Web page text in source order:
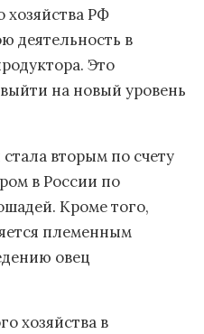
хозяйства РФ
деятельность в
Это
на новый уровень
вторым по счету
в России по
Кроме того,
племенным
овец
хозяйства в